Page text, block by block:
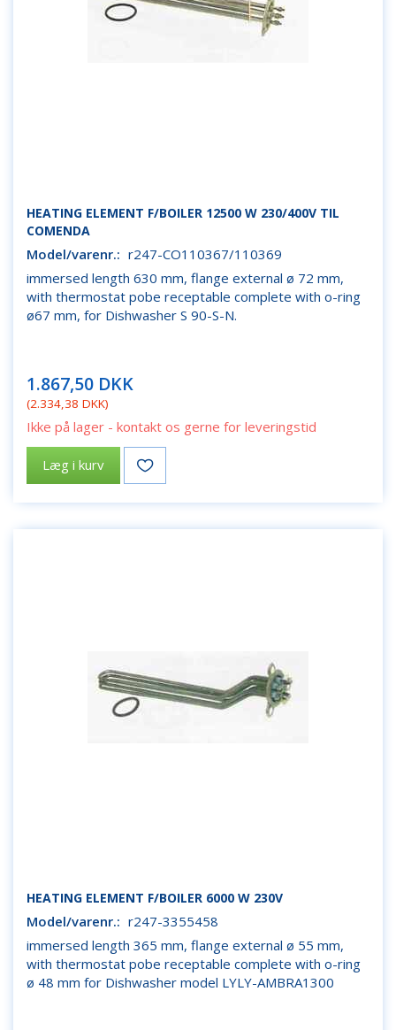
HEATING ELEMENT F/BOILER 12500 W 230/400V TIL
COMENDA
Model/varenr.: r247-CO110367/110369
immersed length 630 mm, flange external ø 72 mm,
with thermostat pobe receptable complete with o-ring
ø67 mm, for Dishwasher S 90-S-N.
1.867,50 DKK
(2.334,38 DKK)
Ikke på lager - kontakt os gerne for leveringstid
Læg i kurv
HEATING ELEMENT F/BOILER 6000 W 230V
Model/varenr.: r247-3355458
immersed length 365 mm, flange external ø 55 mm,
with thermostat pobe receptable complete with o-ring
ø 48 mm for Dishwasher model LYLY-AMBRA1300